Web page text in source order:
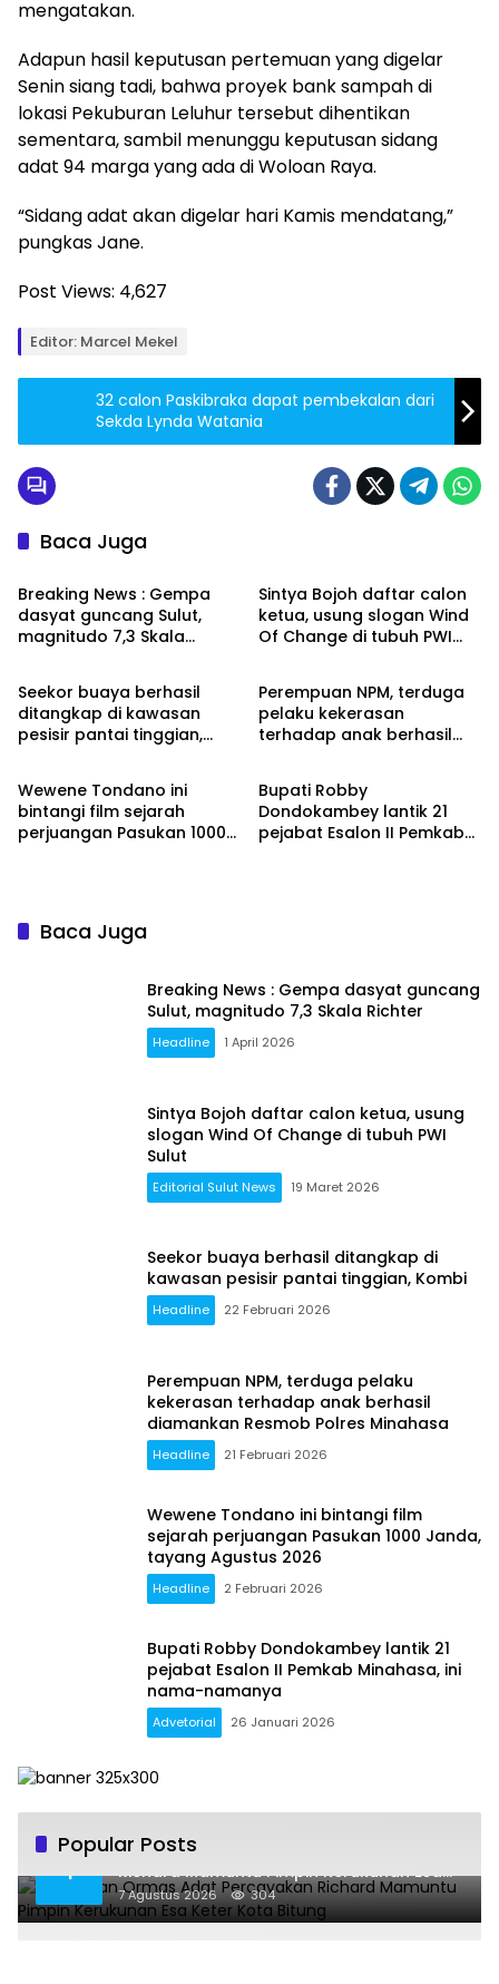
mengatakan.
Adapun hasil keputusan pertemuan yang digelar
Senin siang tadi, bahwa proyek bank sampah di
lokasi Pekuburan Leluhur tersebut dihentikan
sementara, sambil menunggu keputusan sidang
adat 94 marga yang ada di Woloan Raya.
“Sidang adat akan digelar hari Kamis mendatang,”
pungkas Jane.
Post Views: 4,627
Editor: Marcel Mekel
32 calon Paskibraka dapat pembekalan dari
Sekda Lynda Watania
Baca Juga
Headline
Breaking News : Gempa
dasyat guncang Sulut,
magnitudo 7,3 Skala
Sintya Bojoh daftar calon
ketua, usung slogan Wind
Of Change di tubuh PWI
Headline
Seekor buaya berhasil
ditangkap di kawasan
pesisir pantai tinggian,
Headline
Perempuan NPM, terduga
pelaku kekerasan
terhadap anak berhasil
Headline
Wewene Tondano ini
bintangi film sejarah
perjuangan Pasukan 1000
Advetorial
Bupati Robby
Dondokambey lantik 21
pejabat Esalon II Pemkab
Baca Juga
Breaking News : Gempa dasyat guncang
Sulut, magnitudo 7,3 Skala Richter
Headline 1 April 2026
Sintya Bojoh daftar calon ketua, usung
slogan Wind Of Change di tubuh PWI
Sulut
Editorial Sulut News 19 Maret 2026
Seekor buaya berhasil ditangkap di
kawasan pesisir pantai tinggian, Kombi
Headline 22 Februari 2026
Perempuan NPM, terduga pelaku
kekerasan terhadap anak berhasil
diamankan Resmob Polres Minahasa
Headline 21 Februari 2026
Wewene Tondano ini bintangi film
sejarah perjuangan Pasukan 1000 Janda,
tayang Agustus 2026
Headline 2 Februari 2026
Bupati Robby Dondokambey lantik 21
pejabat Esalon II Pemkab Minahasa, ini
nama-namanya
Advetorial 26 Januari 2026
Popular Posts
1
Gabungan Ormas Adat Percayakan
Richard Mamuntu Pimpin Kerukunan Esa
Keter Kota Bitung
7 Agustus 2026 304